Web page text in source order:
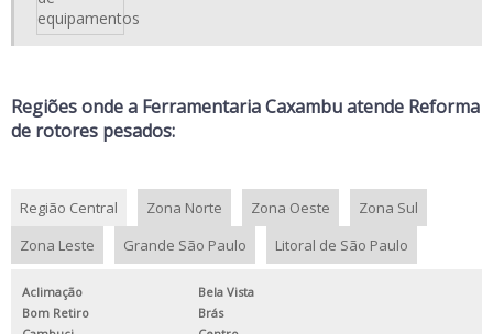
FABRICAÇÃO DE COMPONENTES SOB MEDIDA
MANUTENÇÃO CORRETIVA DE COMPONENTES INDUSTRIAIS
MANUTENÇÃO DE USINAS HIDRÁULICAS
REFORMA DE ROTORES PESADOS
REPARO DE PÁS DE TURBINA
SERVIÇO DE USINAGEM CNC
SERVIÇO DE USINAGEM DE PEÇAS INDUSTRIAIS
Regiões onde a Ferramentaria Caxambu atende Reforma
de rotores pesados:
Região Central Zona Norte Zona Oeste
Zona Sul
Zona Leste
Grande São Paulo Litoral de São Paulo
Aclimação
Bela Vista
Bom Retiro
Brás